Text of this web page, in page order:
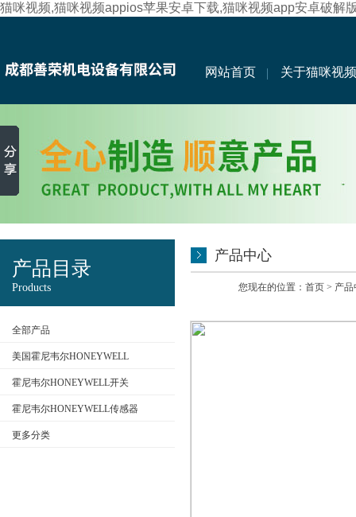
猫咪视频,猫咪视频appios苹果安卓下载,猫咪视频app安卓破解
网站首页 关于猫咪视频
产品目录
Products
全部产品
美国霍尼韦尔HONEYWELL
霍尼韦尔HONEYWELL开关
霍尼韦尔HONEYWELL传感器
更多分类
产品中心
您现在的位置： 首页 > 产品